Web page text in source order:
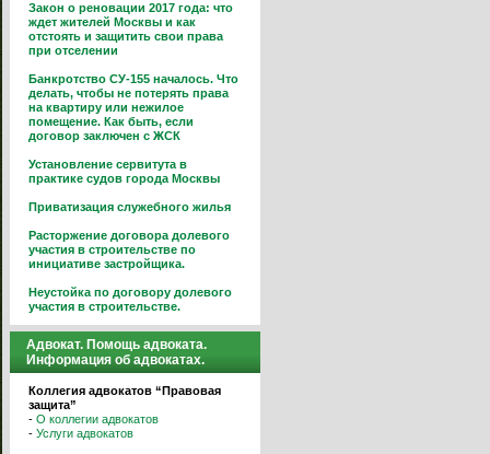
Закон о реновации 2017 года: что
ждет жителей Москвы и как
отстоять и защитить свои права
при отселении
Банкротство СУ-155 началось. Что
делать, чтобы не потерять права
на квартиру или нежилое
помещение. Как быть, если
договор заключен с ЖСК
Установление сервитута в
практике судов города Москвы
Приватизация служебного жилья
Расторжение договора долевого
участия в строительстве по
инициативе застройщика.
Неустойка по договору долевого
участия в строительстве.
Адвокат. Помощь адвоката.
Информация об адвокатах.
Коллегия адвокатов “Правовая
защита”
- О коллегии адвокатов
- Услуги адвокатов